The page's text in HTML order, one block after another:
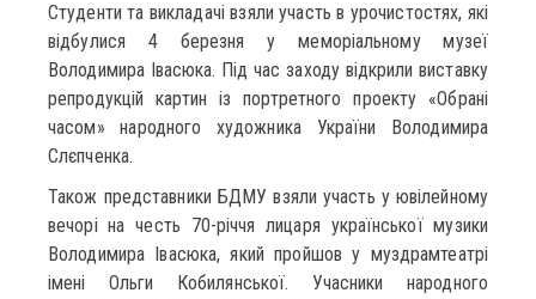
Студенти та викладачі взяли участь в урочистостях, які
відбулися 4 березня у меморіальному музеї
Володимира Івасюка. Під час заходу відкрили виставку
репродукцій картин із портретного проекту «Обрані
часом» народного художника України Володимира
Слєпченка.
Також представники БДМУ взяли участь у ювілейному
вечорі на честь 70-річчя лицаря української музики
Володимира Івасюка, який пройшов у муздрамтеатрі
імені Ольги Кобилянської. Учасники народного